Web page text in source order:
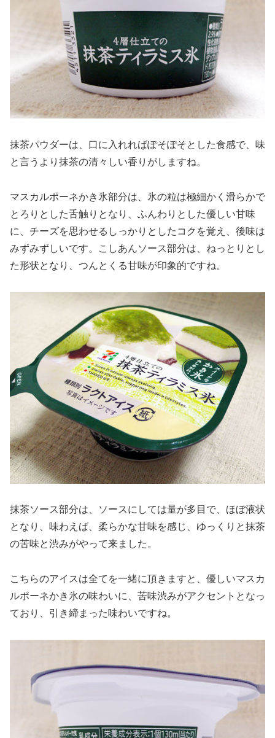
抹茶パウダーは、口に入れればぽそぽそとした食感で、味
と言うより抹茶の清々しい香りがしますね。
マスカルポーネかき氷部分は、氷の粒は極細かく滑らかで
とろりとした舌触りとなり、ふんわりとした優しい甘味
に、チーズを思わせるしっかりとしたコクを覚え、後味は
みずみずしいです。こしあんソース部分は、ねっとりとし
た形状となり、つんとくる甘味が印象的ですね。
抹茶ソース部分は、ソースにしては量が多目で、ほぼ液状
となり、味わえば、柔らかな甘味を感じ、ゆっくりと抹茶
の苦味と渋みがやって来ました。
こちらのアイスは全てを一緒に頂きますと、優しいマスカ
ルポーネかき氷の味わいに、苦味渋みがアクセントとなっ
ており、引き締まった味わいですね。